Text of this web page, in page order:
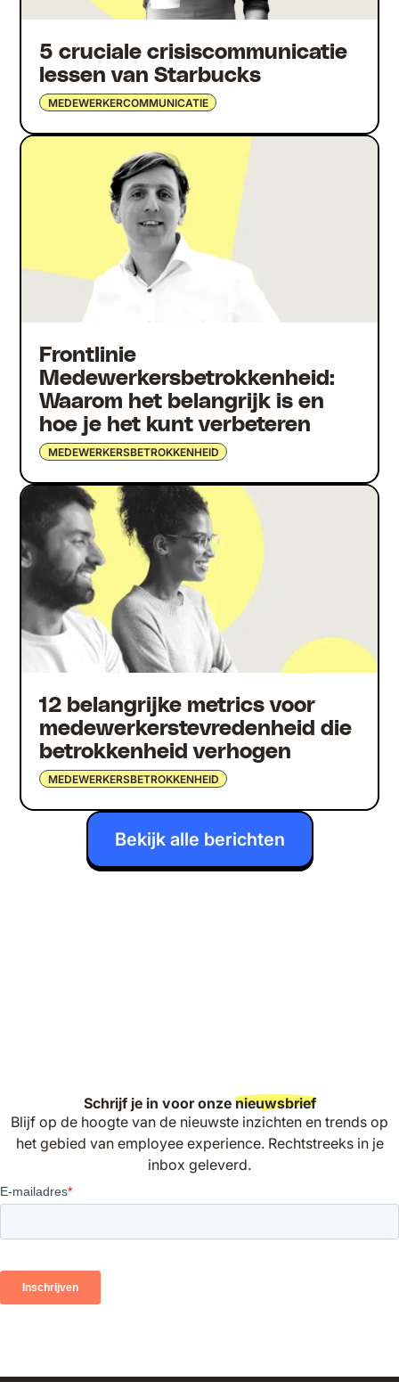
5 cruciale crisiscommunicatie
lessen van Starbucks
MEDEWERKERCOMMUNICATIE
Frontlinie
Medewerkersbetrokkenheid:
Waarom het belangrijk is en
hoe je het kunt verbeteren
MEDEWERKERSBETROKKENHEID
12 belangrijke metrics voor
medewerkerstevredenheid die
betrokkenheid verhogen
MEDEWERKERSBETROKKENHEID
Bekijk alle berichten
Schrijf je in voor onze nieuwsbrief
Blijf op de hoogte van de nieuwste inzichten en trends op
het gebied van employee experience. Rechtstreeks in je
inbox geleverd.